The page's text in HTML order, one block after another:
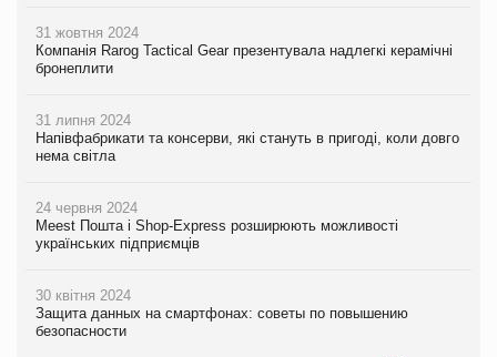
31 жовтня 2024
Компанія Rarog Tactical Gear презентувала надлегкі керамічні
бронеплити
31 липня 2024
Напівфабрикати та консерви, які стануть в пригоді, коли довго
нема світла
24 червня 2024
Meest Пошта і Shop-Express розширюють можливості
українських підприємців
30 квітня 2024
Защита данных на смартфонах: советы по повышению
безопасности